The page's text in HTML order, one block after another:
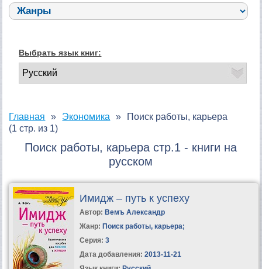
Выбрать язык книг:
Главная Экономика
Поиск работы, карьера
(1 стр. из 1)
Поиск работы, карьера стр.1 - книги на
русском
Имидж – путь к успеху
Автор: Вемъ Александр
Жанр: Поиск работы, карьера;
Серия: 3
Дата добавления: 2013-11-21